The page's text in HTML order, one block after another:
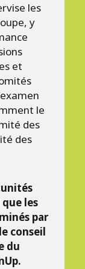
les
y
et
le
des
des
les
par
conseil
du